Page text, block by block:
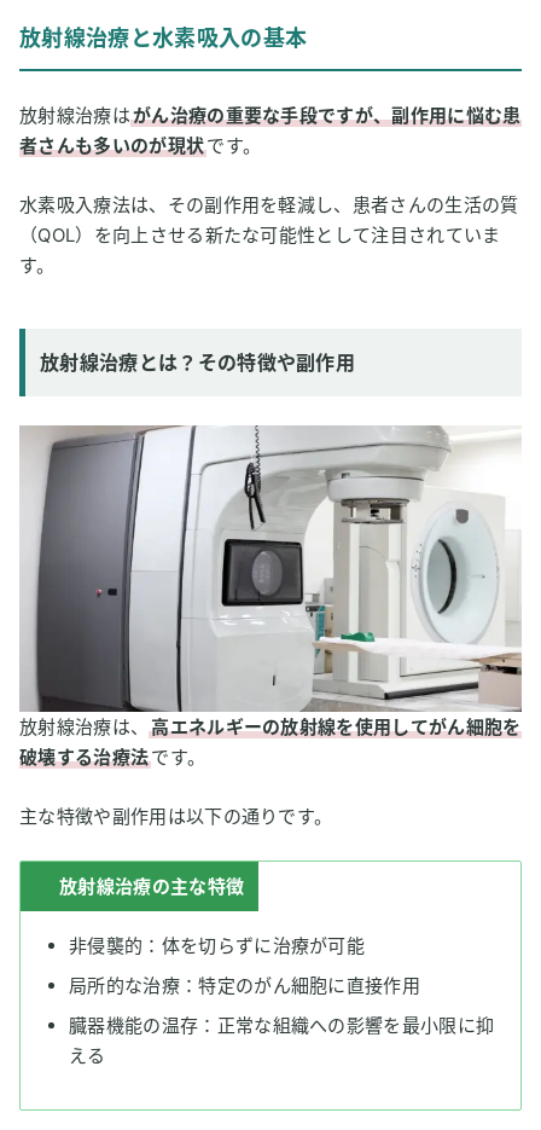
放射線治療と水素吸入に対する専門家の意見
4 水素吸入は副作用がなく安全なのか
5 水素吸入と他の放射線治療の補助療法の比較
6 後悔しない水素吸入器の選び方
放射線治療と水素吸入のよくある質問
入
放射線治療と水素吸入の基本
放射線治療はがん治療の重要な手段ですが、副作用に悩む患
者さんも多いのが現状です。
水素吸入療法は、その副作用を軽減し、患者さんの生活の質
（QOL）を向上させる新たな可能性として注目されていま
す。
放射線治療とは？その特徴や副作用
放射線治療は、高エネルギーの放射線を使用してがん細胞を
破壊する治療法です。
主な特徴や副作用は以下の通りです。
放射線治療の主な特徴
非侵襲的：体を切らずに治療が可能
局所的な治療：特定のがん細胞に直接作用
臓器機能の温存：正常な組織への影響を最小限に抑
える